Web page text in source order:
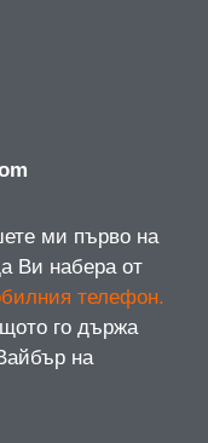
ми първо на
Ви набера от
телефон.
го държа
на